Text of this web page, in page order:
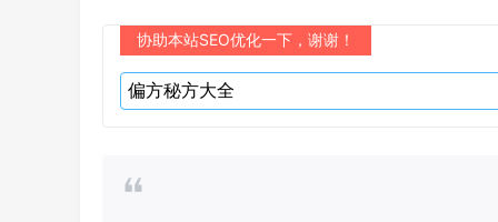
协助本站SEO优化一下，谢谢！